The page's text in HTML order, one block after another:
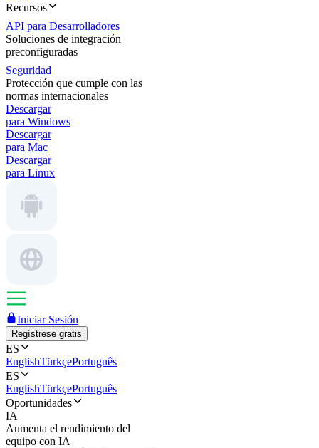
Recursos
API para Desarrolladores
Soluciones de integración
preconfiguradas
Seguridad
Protección que cumple con las
normas internacionales
Descargar
para Windows
Descargar
para Mac
Descargar
para Linux
Iniciar Sesión
Regístrese gratis
ES
EnglishTürkçePortuguês
ES
EnglishTürkçePortuguês
Oportunidades
IA
Aumenta el rendimiento del
equipo con IA